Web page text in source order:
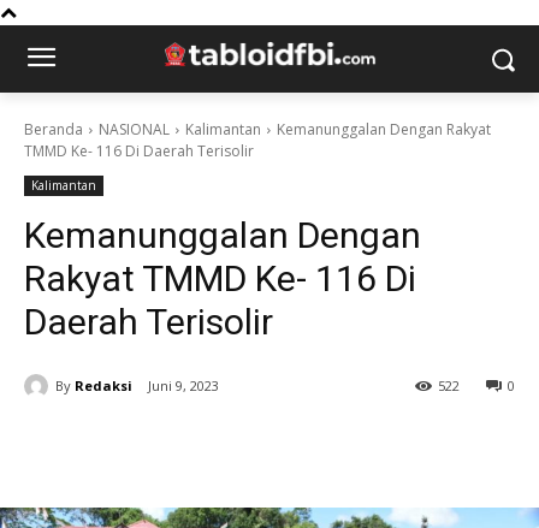
Beranda NASIONAL Kalimantan
Kemanunggalan Dengan Rakyat
TMMD Ke- 116 Di Daerah Terisolir
Kalimantan
Kemanunggalan Dengan
Rakyat TMMD Ke- 116 Di
Daerah Terisolir
By Redaksi Juni 9, 2023 0
522